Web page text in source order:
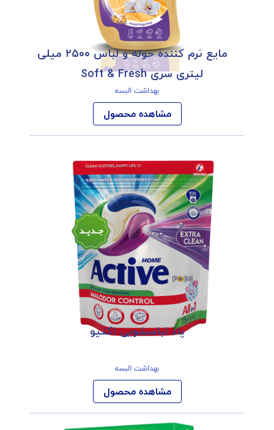
مایع نرم کننده حوله و لباس ۲۵۰۰ میلی
لیتری سری Soft & Fresh
بهداشت البسه
مشاهده محصول
پاد لباسشویی اکتیو
بهداشت البسه
مشاهده محصول